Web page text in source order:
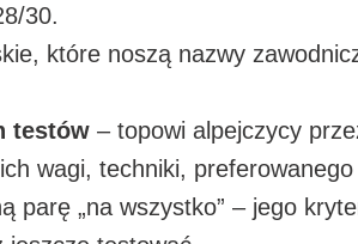
30.
które noszą nazwy
testów – topowi alpejczycy
wagi, techniki,
„na wszystko” – jego